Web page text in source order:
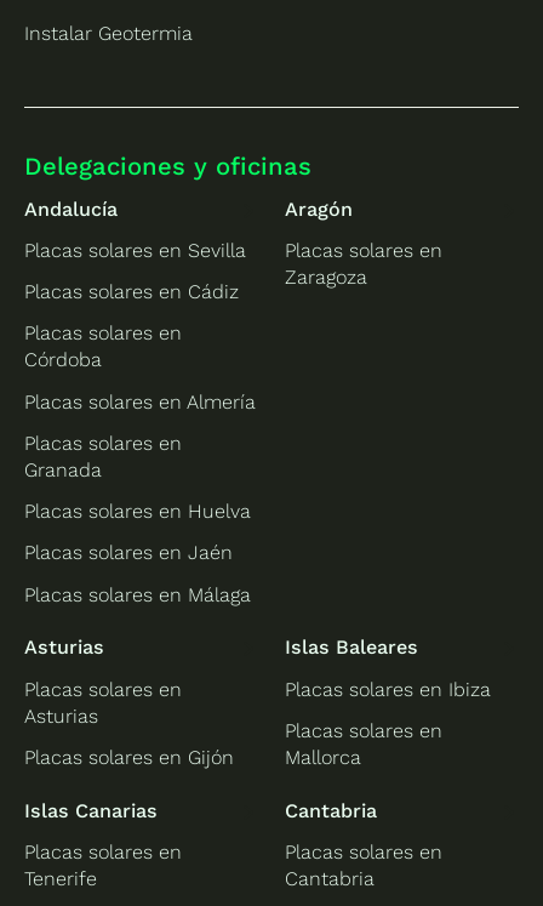
Instalar Geotermia
Delegaciones y oficinas
Andalucía
Placas solares en Sevilla
Placas solares en Cádiz
Placas solares en
Córdoba
Placas solares en Almería
Placas solares en
Granada
Placas solares en Huelva
Placas solares en Jaén
Placas solares en Málaga
Aragón
Placas solares en
Zaragoza
Asturias
Placas solares en
Asturias
Placas solares en Gijón
Islas Baleares
Placas solares en Ibiza
Placas solares en
Mallorca
Islas Canarias
Placas solares en
Tenerife
Cantabria
Placas solares en
Cantabria